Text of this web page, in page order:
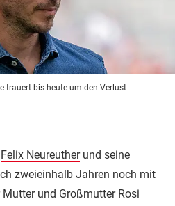
trauert bis heute um den Verlust
Felix Neureutherund seine
zweieinhalb Jahren noch mit
und Großmutter Rosi